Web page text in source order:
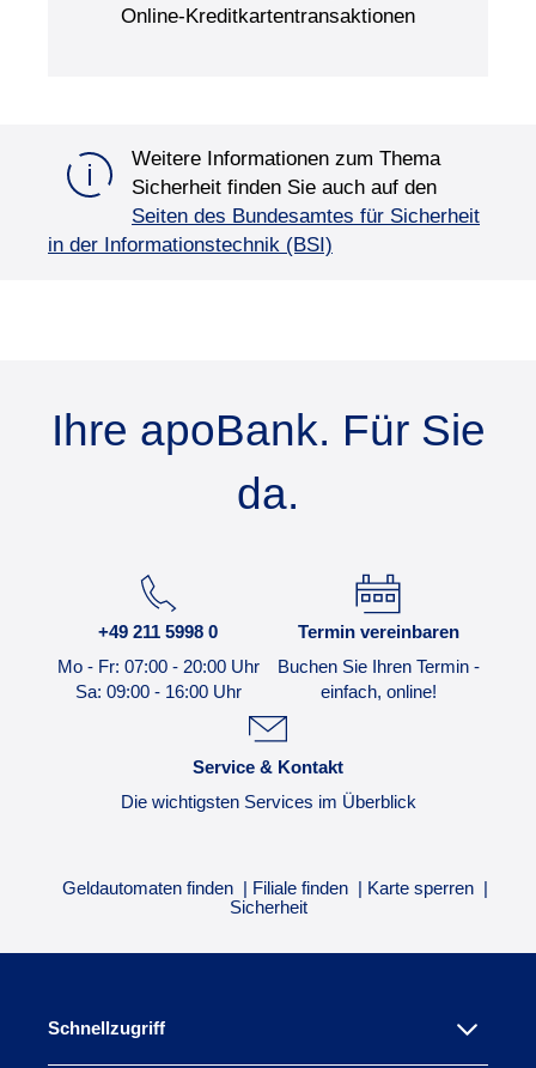
Online-Kreditkartentransaktionen
Weitere Informationen zum Thema
Sicherheit finden Sie auch auf den
Seiten des Bundesamtes für Sicherheit
in der Informationstechnik (BSI)
Ihre apoBank. Für Sie
da.
+49 211 5998 0
Mo - Fr: 07:00 - 20:00 Uhr
Sa: 09:00 - 16:00 Uhr
Termin vereinbaren
Buchen Sie Ihren Termin -
einfach, online!
Service & Kontakt
Die wichtigsten Services im Überblick
Geldautomaten finden Filiale finden
Karte sperren
Sicherheit
Schnellzugriff